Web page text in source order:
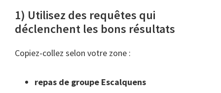
1) Utilisez des requêtes qui
déclenchent les bons résultats
Copiez-collez selon votre zone :
repas de groupe Escalquens